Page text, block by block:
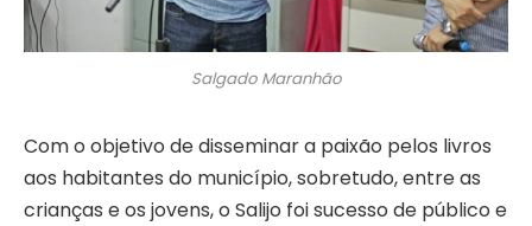
Salgado Maranhão
Com o objetivo de disseminar a paixão pelos livros
aos habitantes do município, sobretudo, entre as
crianças e os jovens, o Salijo foi sucesso de público e